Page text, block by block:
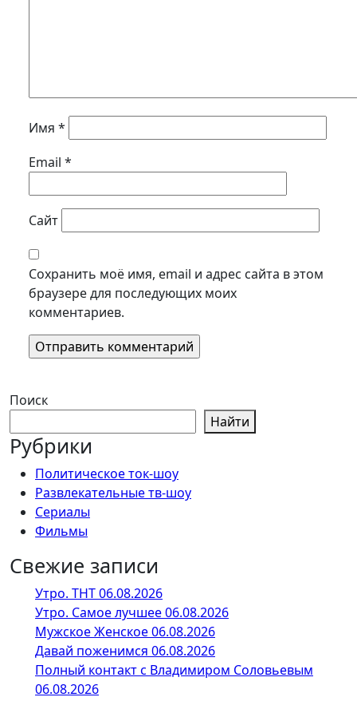
Имя *
Email *
Сайт
Сохранить моё имя, email и адрес сайта в этом
браузере для последующих моих
комментариев.
Поиск
Найти
Рубрики
Политическое ток-шоу
Развлекательные тв-шоу
Сериалы
Фильмы
Свежие записи
Утро. ТНТ 06.08.2026
Утро. Самое лучшее 06.08.2026
Мужское Женское 06.08.2026
Давай поженимся 06.08.2026
Полный контакт с Владимиром Соловьевым
06.08.2026